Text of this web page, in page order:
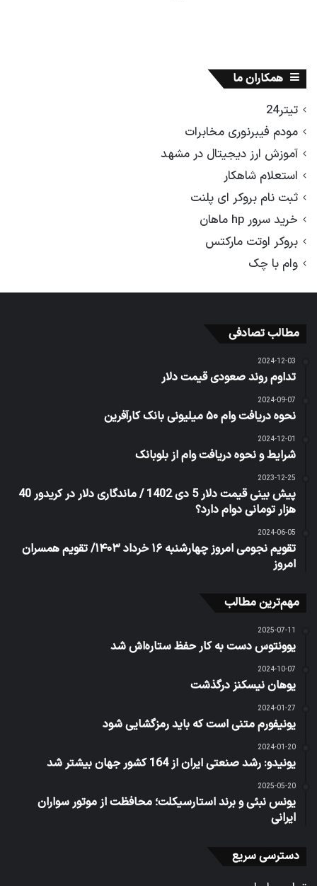
همکاران ما
تیتر24
مودم فیبرنوری مخابرات
آموزش ارز دیجیتال در مشهد
استعلام شاهکار
ثبت نام بروکر ای پلنت
خرید سرور hp ماهان
بروکر اوتت مارکتس
وام با چک
مطالب تصادفی
2024-12-03
تداوم روند صعودی قیمت دلار
2024-09-07
نحوه دریافت وام ۵۰ میلیونی بانک کارآفرین
2024-12-01
شرایط و نحوه دریافت وام از بلوبانک
2023-12-25
پیش بینی قیمت دلار 5 دی 1402 / ماندگاری دلار در کریدور 40
هزار تومانی دوام دارد؟
2024-06-05
تقویم نجومی امروز چهارشنبه ۱۶ خرداد ۱۴۰۳/ تقویم همسران
امروز
مهم‌ترین مطالب
2025-07-11
یوونتوس دست به کار حفظ ستاره‌اش شد
2024-10-07
یوهان نیسکنز درگذشت
2024-01-27
یونیفورم متنی است که باید رمزگشایی شود
2024-01-20
یونیدو: رشد صنعتی ایران از 164 کشور جهان بیشتر شد
2025-05-20
یونس نبئی و برند استارسیکلت؛ محافظت از موتور سواران
ایرانی
دسترسی سریع